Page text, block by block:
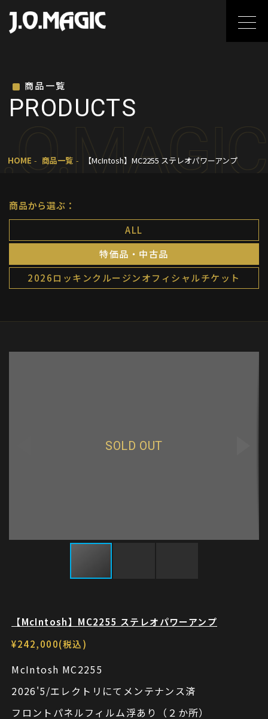
商品一覧
PRODUCTS
HOME 商品一覧 【McIntosh】MC2255 ステレオパワーアンプ
商品から選ぶ：
ALL
特価品・中古品
2026ロッキンクルージンオフィシャルチケット
【McIntosh】MC2255 ステレオパワーアンプ
¥242,000(税込)
McIntosh MC2255
2026'5/エレクトリにてメンテナンス済
フロントパネルフィルム浮あり（２か所）